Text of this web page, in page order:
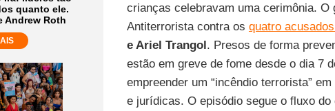
quanto ele.
Andrew Roth
crianças celebravam uma cerimônia. O
Antiterrorista contra os quatro
e Ariel Trangol. Presos de forma
estão em greve de fome desde o dia 7
empreender um “incêndio terrorista”
e jurídicas. O episódio segue o fluxo